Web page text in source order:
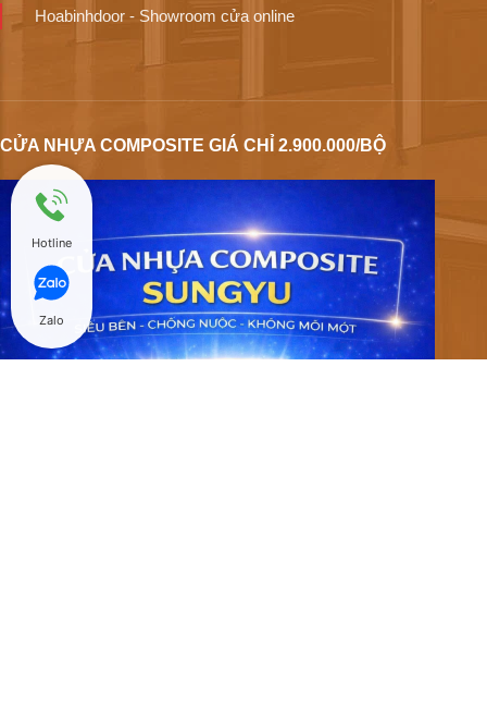
Hoabinhdoor - Showroom cửa online
CỬA NHỰA COMPOSITE GIÁ CHỈ 2.900.000/BỘ
Hotline
Zalo